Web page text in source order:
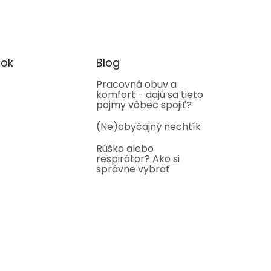
Blog
Pracovná obuv a
komfort - dajú sa tieto
pojmy vôbec spojiť?
(Ne)obyčajný nechtík
Rúško alebo
respirátor? Ako si
správne vybrať